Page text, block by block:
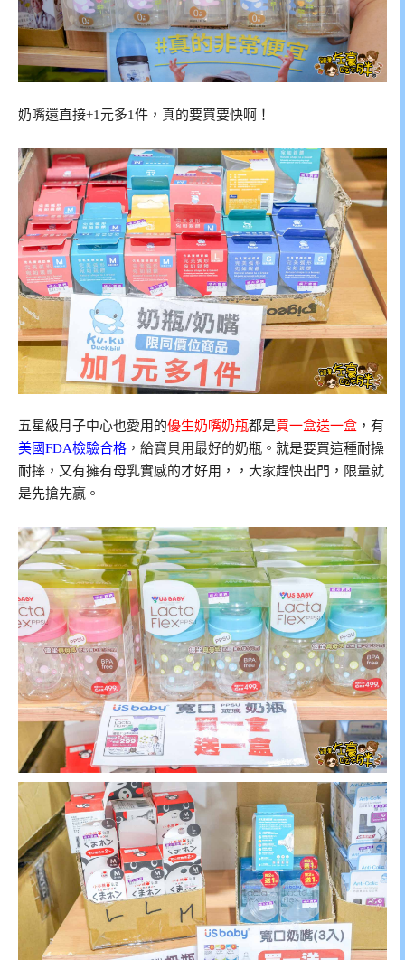
奶嘴還直接+1元多1件，真的要買要快啊！
五星級月子中心也愛用的優生奶嘴奶瓶都是買一盒送一盒 ，有
美國FDA檢驗合格 ，給寶貝用最好的奶瓶。就是要買這種耐操
耐摔，又有擁有母乳實感的才好用，，大家趕快出門，限量就
是先搶先贏。